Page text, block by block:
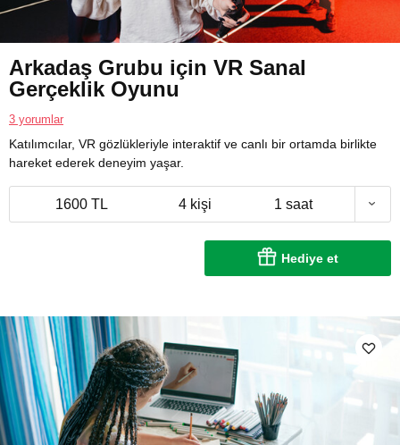
Arkadaş Grubu için VR Sanal
Gerçeklik Oyunu
3 yorumlar
Katılımcılar, VR gözlükleriyle interaktif ve canlı bir ortamda birlikte
hareket ederek deneyim yaşar.
1600 TL 4 kişi 1 saat
Hediye et